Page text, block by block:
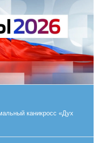
каникросс «Дух